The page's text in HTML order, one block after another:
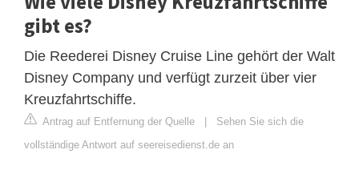
gibt es?
Die Reederei Disney Cruise Line gehört der Walt
Disney Company und verfügt zurzeit über vier
Kreuzfahrtschiffe.
Antrag auf Entfernung der Quelle | Sehen Sie sich die
vollständige Antwort auf seereisedienst.de an